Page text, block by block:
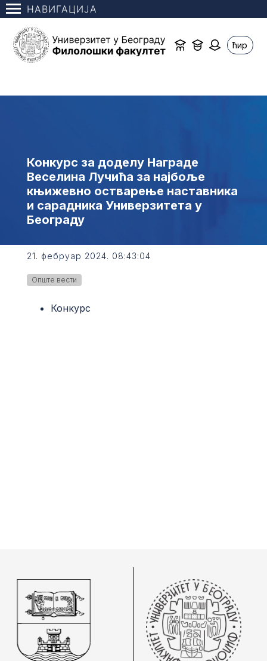
НАВИГАЦИЈА
ћир
Конкурс за доделу Награде
Веселина Лучића за најбоље
књижевно остварење наставника
и сарадника Универзитета у
Београду
21. фебруар 2024. 08:43:04
Опште вести
Конкурс